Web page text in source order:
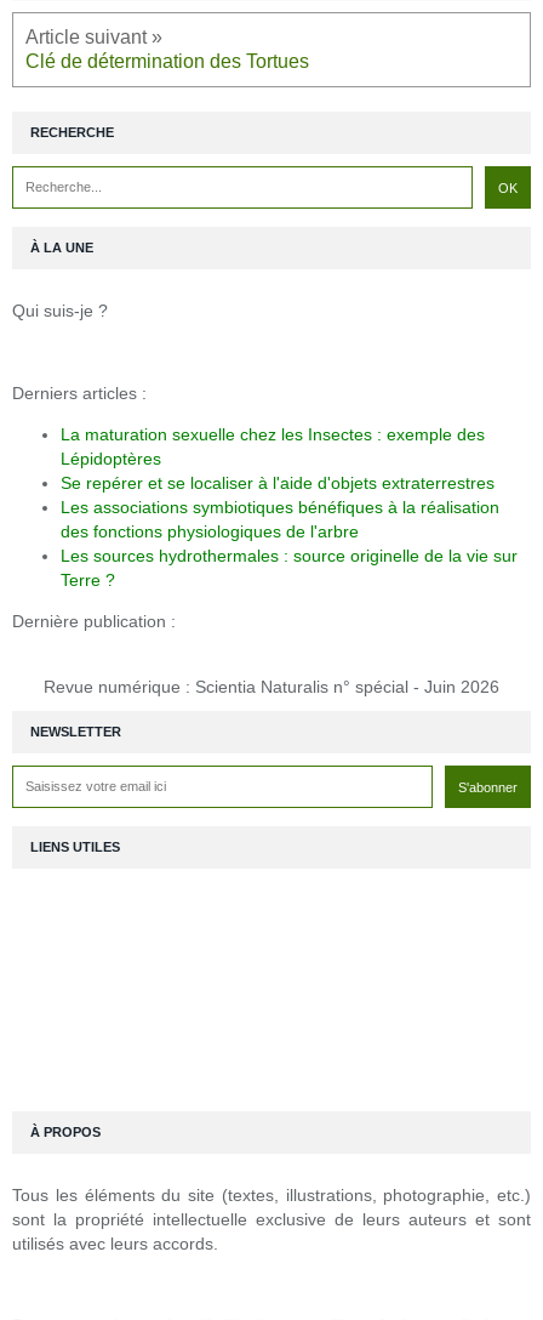
Clé de détermination des Tortues
NEWSLETTER
RECHERCHE
À LA UNE
Qui suis-je ?
Derniers articles :
La maturation sexuelle chez les Insectes : exemple des
Lépidoptères
Se repérer et se localiser à l'aide d'objets extraterrestres
Les associations symbiotiques bénéfiques à la réalisation
des fonctions physiologiques de l'arbre
Les sources hydrothermales : source originelle de la vie sur
Terre ?
Dernière publication :
Revue numérique : Scientia Naturalis n° spécial - Juin 2026
LIENS UTILES
À PROPOS
Tous les éléments du site (textes, illustrations, photographie, etc.)
sont la propriété intellectuelle exclusive de leurs auteurs et sont
utilisés avec leurs accords.